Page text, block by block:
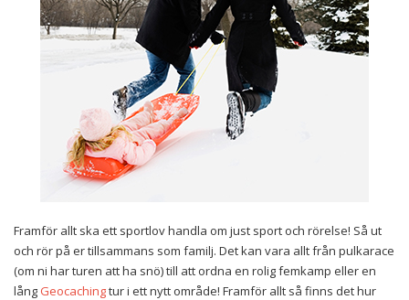
Framför allt ska ett sportlov handla om just sport och rörelse! Så ut
och rör på er tillsammans som familj. Det kan vara allt från pulkarace
(om ni har turen att ha snö) till att ordna en rolig femkamp eller en
lång Geocachingtur i ett nytt område! Framför allt så finns det hur